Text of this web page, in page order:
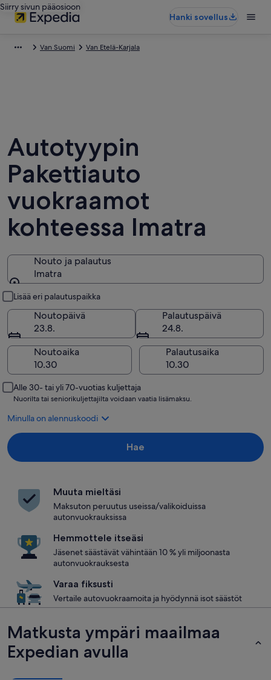
Siirry sivun pääosioon
Hanki sovellus
Van Suomi Van Etelä-Karjala
Autotyypin
Pakettiauto
vuokraamot
kohteessa Imatra
Nouto ja palautus
Imatra
Lisää eri palautuspaikka
Noutopäivä
23.8.
Palautuspäivä
24.8.
Noutoaika
Palautusaika
Alle 30- tai yli 70-vuotias kuljettaja
Nuorilta tai seniorikuljettajilta voidaan vaatia lisämaksu.
Minulla on alennuskoodi
Hae
Muuta mieltäsi
Maksuton peruutus useissa/valikoiduissa
autonvuokrauksissa
Hemmottele itseäsi
Jäsenet säästävät vähintään 10 % yli miljoonasta
autonvuokrauksesta
Varaa fiksusti
Vertaile autovuokraamoita ja hyödynnä isot säästöt
Matkusta ympäri maailmaa
Expedian avulla